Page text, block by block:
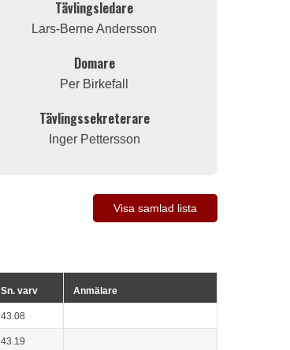
Tävlingsledare
Lars-Berne Andersson
Domare
Per Birkefall
Tävlingssekreterare
Inger Pettersson
Visa samlad lista
Sn. varv Anmälare
43.08
43.19